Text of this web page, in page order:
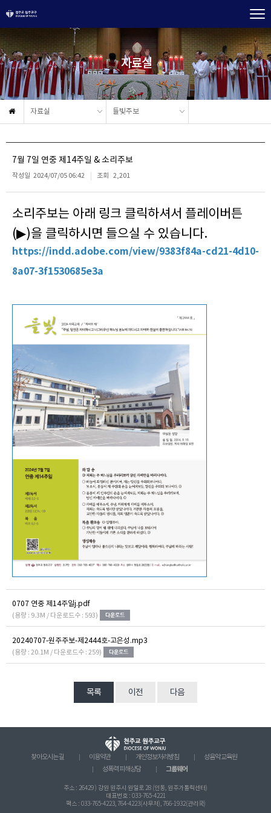
자료실
자료실 들빛주보
7월 7일 연중 제14주일 & 소리주보
작성일 2024/07/05 06:42 조회 2,201
소리주보는 아래 링크 클릭하셔서 플레이버튼
(▶)을 클릭하시면 들으실 수 있습니다.
https://indd.adobe.com/view/9383f84a-cd21-4d10-
8a07-3f1530685e3a
0707 연중 제14주일j.pdf
(용량 : 9.3M / 다운로드수 : 593)
20240707-원주주보-제2444호-고은성.mp3
(용량 : 20.1M / 다운로드수 : 259)
목록 이전 다음
찾아오시는 길 이용약관 개인정보처리방침
성음악 교육원
성폭력 피해상담
그룹웨어
주소 : 26429 ) 강원 원주시 원일로 28 (인동, 원주가톨릭센터)
대표번호 : 033-765-4221
팩스 : 033-765-4223, 764-4223(사무처), 766-1932(관리국)